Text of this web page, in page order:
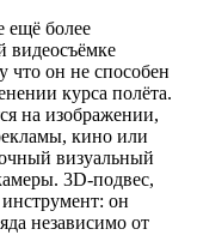
ещё более
видеосъёмке
что он не способен
курса полёта.
на изображении,
кино или
визуальный
3D-подвес,
он
независимо от